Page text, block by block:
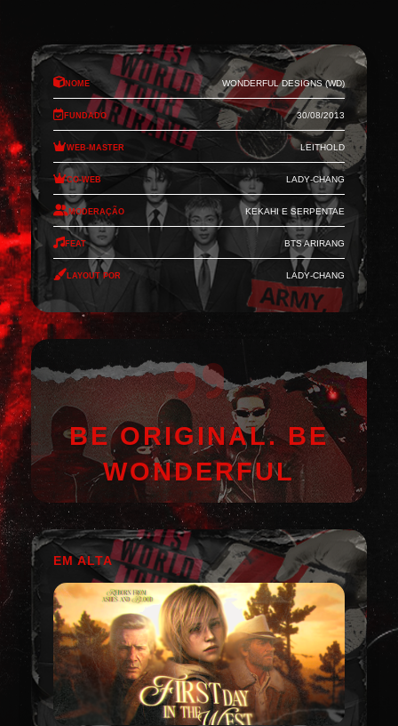
Nome Wonderful Designs (WD)
Fundado 30/08/2013
Web-Master Leithold
Co-Web Lady-Chang
Moderação Kekahi e Serpentae
Feat BTS Arirang
Layout por Lady-Chang
BE ORIGINAL. BE
WONDERFUL
EM ALTA